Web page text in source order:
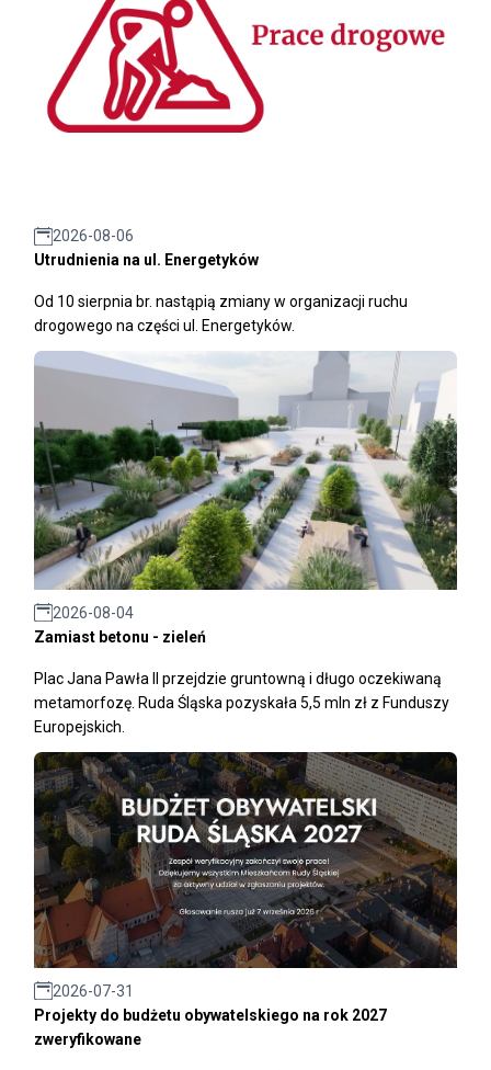
2026-08-06
Utrudnienia na ul. Energetyków
Od 10 sierpnia br. nastąpią zmiany w organizacji ruchu
drogowego na części ul. Energetyków.
2026-08-04
Zamiast betonu - zieleń
Plac Jana Pawła II przejdzie gruntowną i długo oczekiwaną
metamorfozę. Ruda Śląska pozyskała 5,5 mln zł z Funduszy
Europejskich.
2026-07-31
Projekty do budżetu obywatelskiego na rok 2027
zweryfikowane